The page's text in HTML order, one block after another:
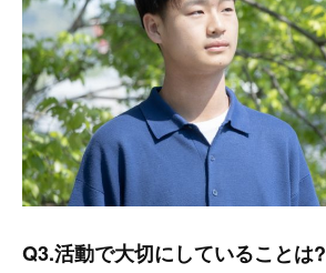
Q3.活動で大切にしていることは?